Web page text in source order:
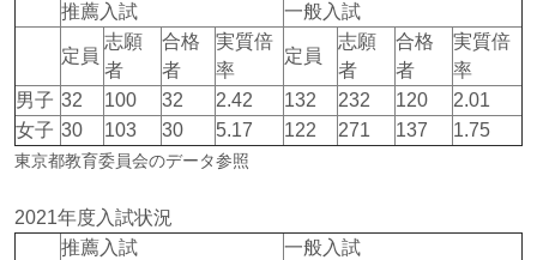
推薦入試
一般入試
定員
志願
者
合格
者
実質倍
率
定員
志願
者
合格
者
実質倍
率
男子 32 100 32 2.42 132 232 120
2.01
女子 30 103 30 5.17 122 271 137 1.75
東京都教育委員会のデータ参照
2021年度入試状況
推薦入試
一般入試